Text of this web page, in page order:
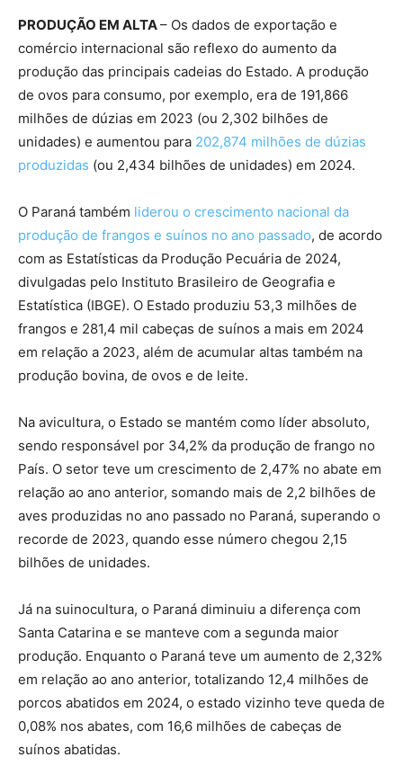
PRODUÇÃO EM ALTA– Os dados de exportação e
comércio internacional são reflexo do aumento da
produção das principais cadeias do Estado. A produção
de ovos para consumo, por exemplo, era de 191,866
milhões de dúzias em 2023 (ou 2,302 bilhões de
unidades) e aumentou para 202,874 milhões de dúzias
produzidas (ou 2,434 bilhões de unidades) em 2024.
O Paraná também liderou o crescimento nacional da
produção de frangos e suínos no ano passado, de acordo
com as Estatísticas da Produção Pecuária de 2024,
divulgadas pelo Instituto Brasileiro de Geografia e
Estatística (IBGE). O Estado produziu 53,3 milhões de
frangos e 281,4 mil cabeças de suínos a mais em 2024
em relação a 2023, além de acumular altas também na
produção bovina, de ovos e de leite.
Na avicultura, o Estado se mantém como líder absoluto,
sendo responsável por 34,2% da produção de frango no
País. O setor teve um crescimento de 2,47% no abate em
relação ao ano anterior, somando mais de 2,2 bilhões de
aves produzidas no ano passado no Paraná, superando o
recorde de 2023, quando esse número chegou 2,15
bilhões de unidades.
Já na suinocultura, o Paraná diminuiu a diferença com
Santa Catarina e se manteve com a segunda maior
produção. Enquanto o Paraná teve um aumento de 2,32%
em relação ao ano anterior, totalizando 12,4 milhões de
porcos abatidos em 2024, o estado vizinho teve queda de
0,08% nos abates, com 16,6 milhões de cabeças de
suínos abatidas.